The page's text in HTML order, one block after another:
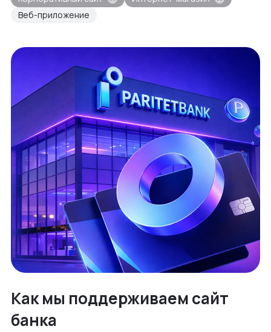
Веб-приложение
Как мы поддерживаем сайт
банка